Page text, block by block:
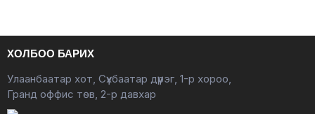
ХОЛБОО БАРИХ
Улаанбаатар хот, Сүхбаатар дүүрэг, 1-р хороо,
Гранд оффис төв, 2-р давхар